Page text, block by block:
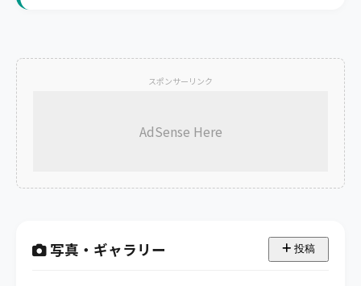
スポンサーリンク
AdSense Here
写真・ギャラリー 投稿